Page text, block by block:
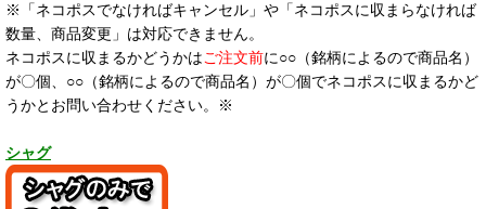
※「ネコポスでなければキャンセル」や「ネコポスに収まらなければ
数量、商品変更」は対応できません。
ネコポスに収まるかどうかはご注文前に○○（銘柄によるので商品名）
が〇個、○○（銘柄によるので商品名）が〇個でネコポスに収まるかど
うかとお問い合わせください。※
シャグ